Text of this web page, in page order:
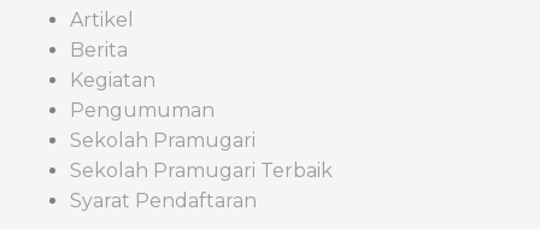
Artikel
Berita
Kegiatan
Pengumuman
Sekolah Pramugari
Sekolah Pramugari Terbaik
Syarat Pendaftaran